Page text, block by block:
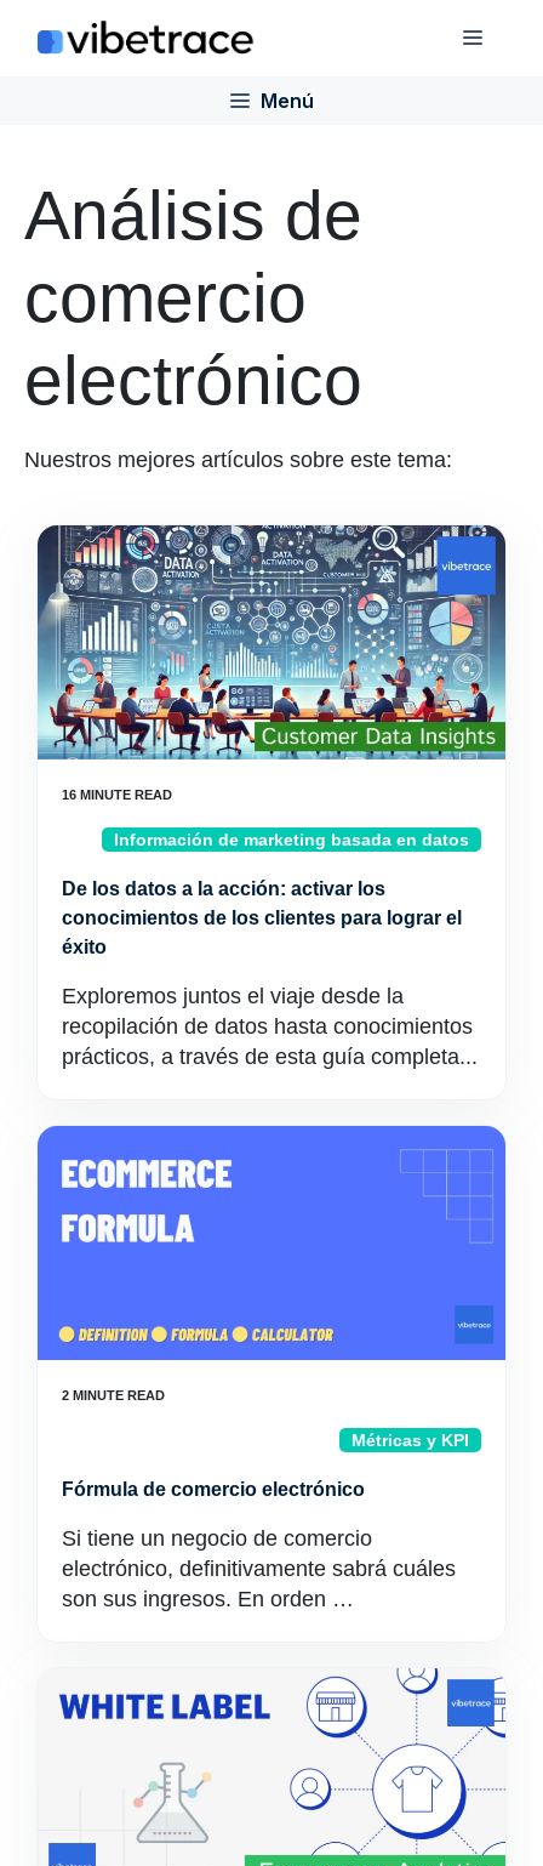
Menú
Menú
Análisis de
comercio
electrónico
Nuestros mejores artículos sobre este tema:
Información de marketing basada en datos
De los datos a la acción: activar los
conocimientos de los clientes para lograr el
éxito
Exploremos juntos el viaje desde la
recopilación de datos hasta conocimientos
prácticos, a través de esta guía completa...
Métricas y KPI
Fórmula de comercio electrónico
Si tiene un negocio de comercio
electrónico, definitivamente sabrá cuáles
son sus ingresos. En orden …